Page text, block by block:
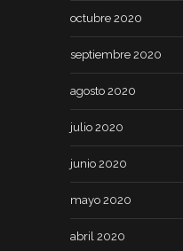
octubre 2020
septiembre 2020
agosto 2020
julio 2020
junio 2020
mayo 2020
abril 2020